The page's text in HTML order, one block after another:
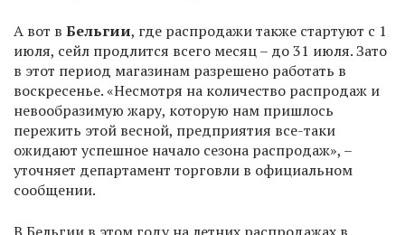
А вот в Бельгии, где распродажи также стартуют с 1
июля, сейл продлится всего месяц – до 31 июля. Зато
в этот период магазинам разрешено работать в
воскресенье. «Несмотря на количество распродаж и
невообразимую жару, которую нам пришлось
пережить этой весной, предприятия все-таки
ожидают успешное начало сезона распродаж», –
уточняет департамент торговли в официальном
сообщении.